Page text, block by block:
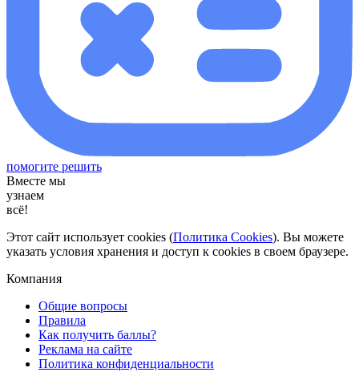
помогите решить
Вместе мы
узнаем
всё!
Этот сайт использует cookies (Политика Cookies). Вы можете
указать условия хранения и доступ к cookies в своем браузере.
Компания
Общие вопросы
Правила
Как получить баллы?
Реклама на сайте
Политика конфиденциальности